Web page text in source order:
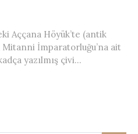
Aççana Höyük’te (antik
Mitanni İmparatorluğu’na ait
yazılmış çivi...